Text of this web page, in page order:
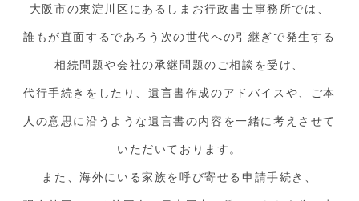
大阪市の東淀川区にあるしまお行政書士事務所では、
誰もが直面するであろう次の世代への引継ぎで発生する
相続問題や会社の承継問題のご相談を受け、
代行手続きをしたり、遺言書作成のアドバイスや、ご本
人の意思に沿うような遺言書の内容を一緒に考えさせて
いただいております。
また、海外にいる家族を呼び寄せる申請手続き、